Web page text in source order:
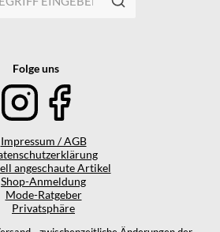
Folge uns
Impressum / AGB
angeschaute Artikel
Shop-Anmeldung
Mode-Ratgeber
Privatsphäre